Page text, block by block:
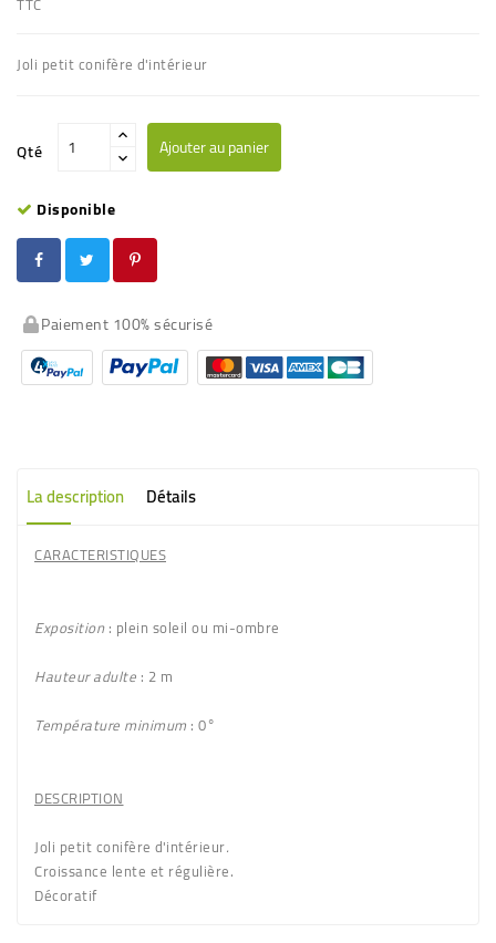
Joli petit conifère d'intérieur
Qté Ajouter au panier
Disponible
Paiement 100% sécurisé
La description Détails
CARACTERISTIQUES
Exposition: plein soleil ou mi-ombre
Hauteur adulte : 2 m
Température minimum : 0°
DESCRIPTION
Joli petit conifère d'intérieur.
Croissance lente et régulière.
Décoratif